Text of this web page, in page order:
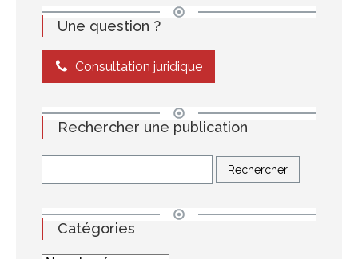
Une question ?
Consultation juridique
Rechercher une publication
Catégories